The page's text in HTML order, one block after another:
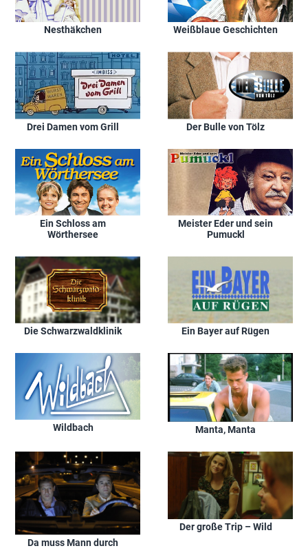
Nesthäkchen Weißblaue Geschichten
Drei Damen vom Grill Der Bulle von Tölz
Ein Schloss am
Wörthersee
Meister Eder und sein
Pumuckl
Die Schwarzwaldklinik Ein Bayer auf Rügen
Wildbach Manta, Manta
Da muss Mann durch
Der große Trip – Wild